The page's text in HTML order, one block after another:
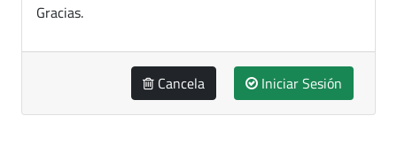
Gracias.
Cancela Iniciar Sesión